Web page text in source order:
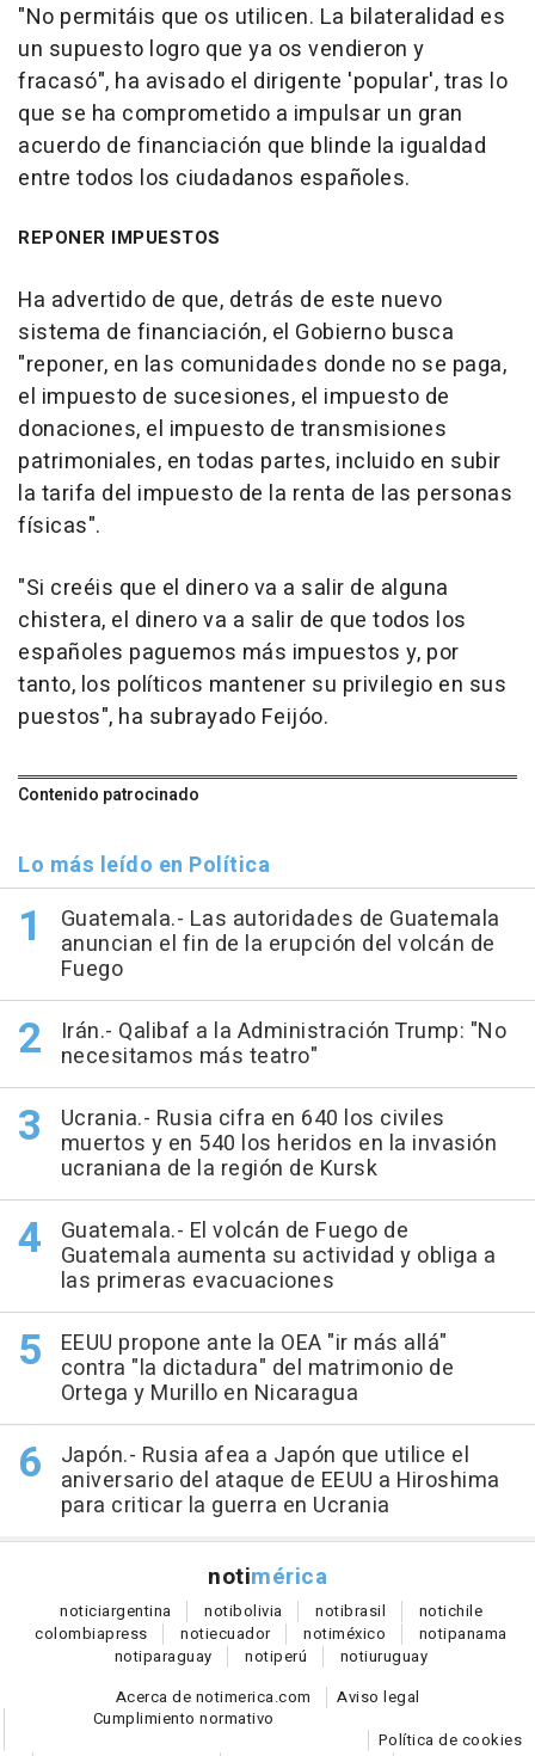
"No permitáis que os utilicen. La bilateralidad es
un supuesto logro que ya os vendieron y
fracasó", ha avisado el dirigente 'popular', tras lo
que se ha comprometido a impulsar un gran
acuerdo de financiación que blinde la igualdad
entre todos los ciudadanos españoles.
REPONER IMPUESTOS
Ha advertido de que, detrás de este nuevo
sistema de financiación, el Gobierno busca
"reponer, en las comunidades donde no se paga,
el impuesto de sucesiones, el impuesto de
donaciones, el impuesto de transmisiones
patrimoniales, en todas partes, incluido en subir
la tarifa del impuesto de la renta de las personas
físicas".
"Si creéis que el dinero va a salir de alguna
chistera, el dinero va a salir de que todos los
españoles paguemos más impuestos y, por
tanto, los políticos mantener su privilegio en sus
puestos", ha subrayado Feijóo.
Contenido patrocinado
Lo más leído en Política
Guatemala.- Las autoridades de Guatemala
anuncian el fin de la erupción del volcán de
Fuego
Irán.- Qalibaf a la Administración Trump: "No
necesitamos más teatro"
Ucrania.- Rusia cifra en 640 los civiles
muertos y en 540 los heridos en la invasión
ucraniana de la región de Kursk
Guatemala.- El volcán de Fuego de
Guatemala aumenta su actividad y obliga a
las primeras evacuaciones
EEUU propone ante la OEA "ir más allá"
contra "la dictadura" del matrimonio de
Ortega y Murillo en Nicaragua
Japón.- Rusia afea a Japón que utilice el
aniversario del ataque de EEUU a Hiroshima
para criticar la guerra en Ucrania
notimérica
noticiargentina notibolivia notibrasil notichile
colombiapress notiecuador notiméxico notipanama
notiparaguay notiperú notiuruguay
Acerca de notimerica.com
Aviso legal
Cumplimiento normativo
Política de cookies